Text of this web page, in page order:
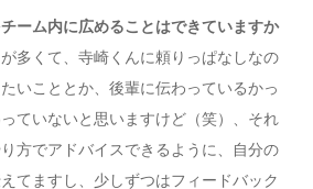
ーム内に広めることはできていますか
多くて、寺崎くんに頼りっぱなしなの
いこととか、後輩に伝わっているかっ
ていないと思いますけど（笑）、それ
方でアドバイスできるように、自分の
てますし、少しずつはフィードバック